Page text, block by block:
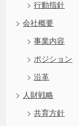
行動指針
会社概要
事業内容
ポジション
沿革
人財戦略
共育方針